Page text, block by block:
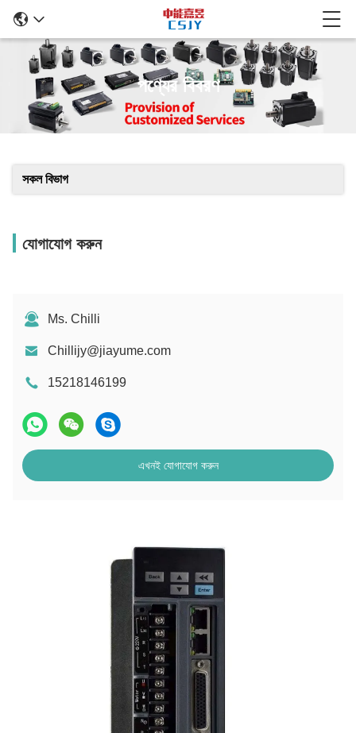
পণ্যের বিবরণ
সকল বিভাগ
যোগাযোগ করুন
Ms. Chilli
Chillijy@jiayume.com
15218146199
এখনই যোগাযোগ করুন